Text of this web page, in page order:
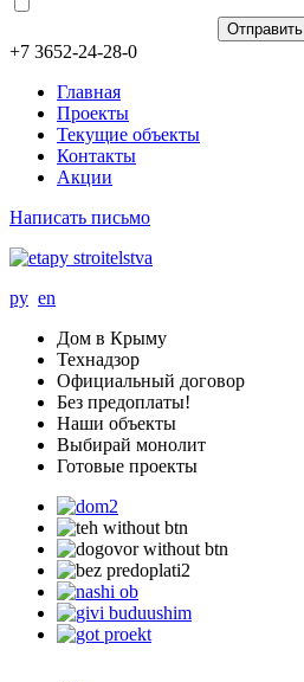
Отправить
+7 3652-24-28-0
Главная
Проекты
Текущие объекты
Контакты
Акции
Написать письмо
ру en
Дом в Крыму
Технадзор
Официальный договор
Без предоплаты!
Наши объекты
Выбирай монолит
Готовые проекты